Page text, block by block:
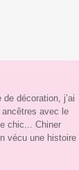
décoration, j’ai
avec le
chic... Chiner
vécu une histoire